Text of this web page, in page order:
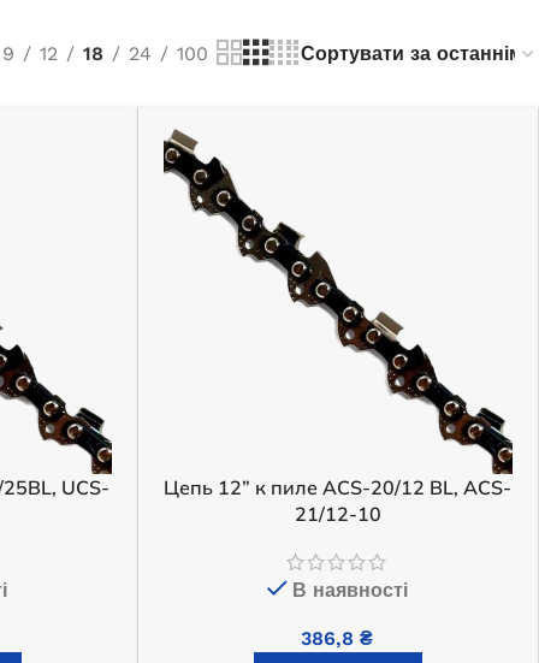
9 12 18 24 100
UCS-
Цепь 12” к пиле ACS-20/12 BL, ACS-
21/12-10
В наявності
386,8₴